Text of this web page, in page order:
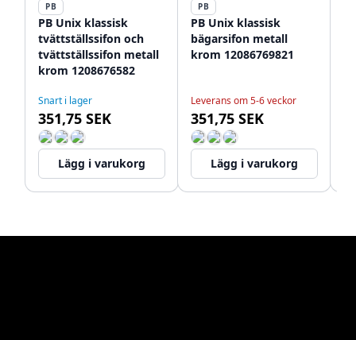
PB
PB Unix klassisk
tvättställssifon och
tvättställssifon metall
krom 1208676582
Snart i lager
351,75 SEK
Lägg i varukorg
PB
PB Unix klassisk
bägarsifon metall
krom 12086769821
Leverans om 5-6 veckor
351,75 SEK
Lägg i varukorg